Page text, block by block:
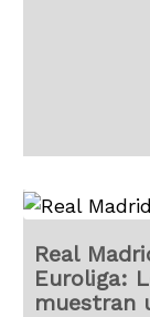
Real
Euroliga:
muestran